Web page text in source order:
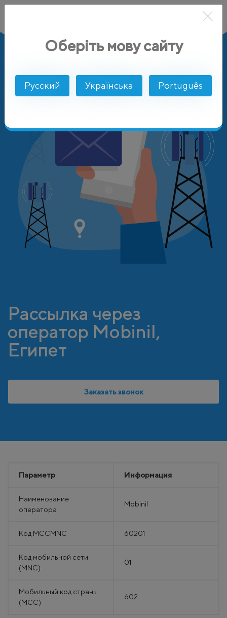
Mobinil
Рассылка через
оператор Mobinil,
Египет
Заказать звонок
Параметр Информация
Наименование
оператора
Mobinil
Код MCCMNC 60201
Код мобильной сети
(MNC)
01
Мобильный код страны
(MCC)
602
Оберіть мову сайту
Русский Українська Português